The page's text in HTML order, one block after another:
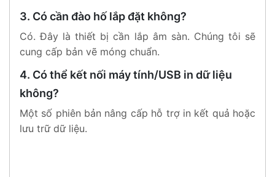
3. Có cần đào hố lắp đặt không?
Có. Đây là thiết bị cần lắp âm sàn. Chúng tôi sẽ
cung cấp bản vẽ móng chuẩn.
4. Có thể kết nối máy tính/USB in dữ liệu
không?
Một số phiên bản nâng cấp hỗ trợ in kết quả hoặc
lưu trữ dữ liệu.